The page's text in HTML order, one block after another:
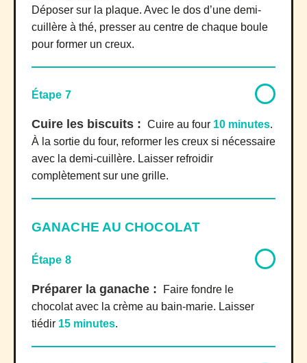
Déposer sur la plaque. Avec le dos d’une demi-
cuillère à thé, presser au centre de chaque boule
pour former un creux.
Étape 7
Cuire les biscuits : Cuire au four 10 minutes.
À la sortie du four, reformer les creux si nécessaire
avec la demi-cuillère. Laisser refroidir
complètement sur une grille.
GANACHE AU CHOCOLAT
Étape 8
Préparer la ganache :
Faire fondre le
chocolat avec la crème au bain-marie. Laisser
tiédir 15 minutes.